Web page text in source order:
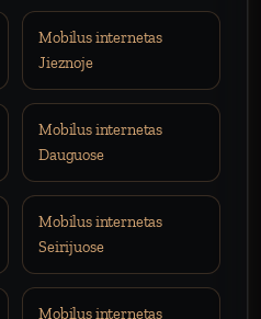
Mobilus internetas
Jieznoje
Mobilus internetas
Dauguose
Mobilus internetas
Seirijuose
Mobilus internetas